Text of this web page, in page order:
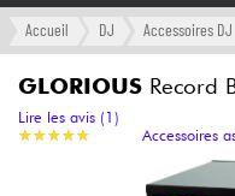
Langue
Guitares & Basses
Amplis & Effets
Accueil DJ Accessoires DJ
GLORIOUS Record
★★★★★
★★★★★
Lire les avis (1)
Accessoires